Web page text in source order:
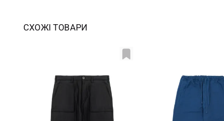
СХОЖІ ТОВАРИ